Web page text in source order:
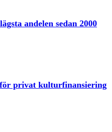
andelen sedan 2000
privat kulturfinansiering